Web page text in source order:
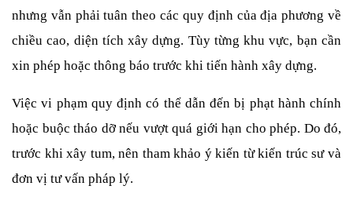
nhưng vẫn phải tuân theo các quy định của địa phương về
chiều cao, diện tích xây dựng. Tùy từng khu vực, bạn cần
xin phép hoặc thông báo trước khi tiến hành xây dựng.
Việc vi phạm quy định có thể dẫn đến bị phạt hành chính
hoặc buộc tháo dỡ nếu vượt quá giới hạn cho phép. Do đó,
trước khi xây tum, nên tham khảo ý kiến từ kiến trúc sư và
đơn vị tư vấn pháp lý.